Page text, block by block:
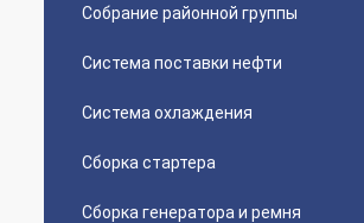
Собрание районной группы
Система поставки нефти
Система охлаждения
Сборка стартера
Сборка генератора и ремня